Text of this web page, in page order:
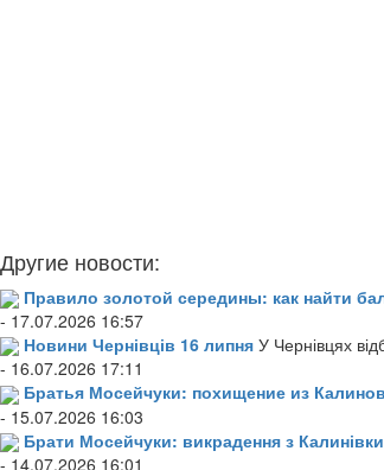
Другие новости:
Правило золотой середины: как найти
- 17.07.2026 16:57
Новини Чернівців 16 липня У Чернівцях
- 16.07.2026 17:11
Братья Мосейчуки: похищение из
- 15.07.2026 16:03
Брати Мосейчуки: викрадення з
- 14.07.2026 16:01